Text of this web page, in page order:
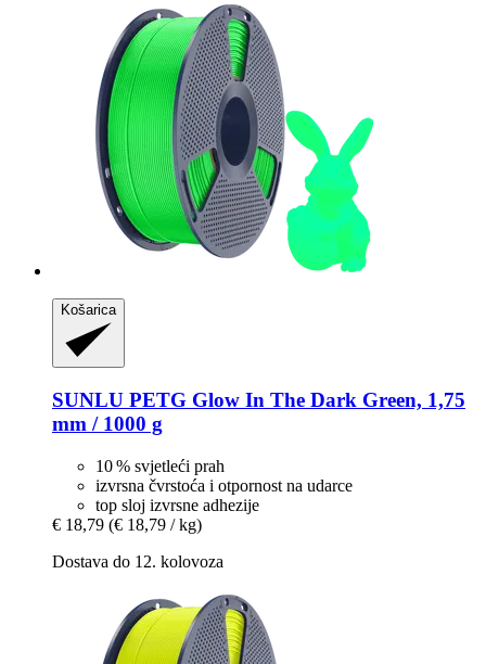
Košarica
SUNLU PETG Glow In The Dark Green, 1,75
mm / 1000 g
10 % svjetleći prah
izvrsna čvrstoća i otpornost na udarce
top sloj izvrsne adhezije
€ 18,79 (€ 18,79 / kg)
Dostava do 12. kolovoza